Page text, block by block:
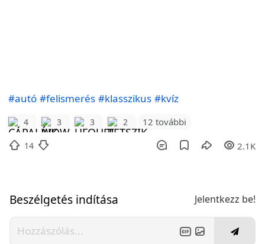
#autó #felismerés #klasszikus #kvíz
4 3 3 2 12 további
14 2.1K
Beszélgetés indítása Jelentkezz be!